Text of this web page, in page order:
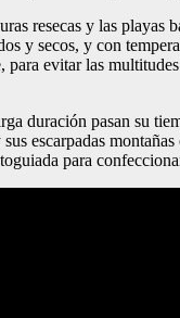
resecas y las
y secos, y con
para evitar las
duración pasan su
escarpadas
para